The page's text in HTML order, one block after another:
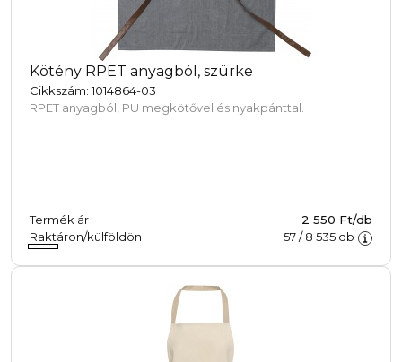
Kötény RPET anyagból, szürke
Cikkszám: 1014864-03
RPET anyagból, PU megkötővel és nyakpánttal.
Termék ár
2 550 Ft/db
Raktáron/külföldön
57/8 535 db